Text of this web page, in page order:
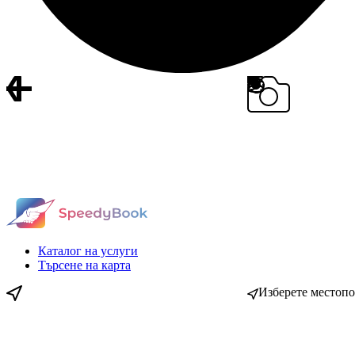
Каталог на услуги
Търсене на карта
Изберете